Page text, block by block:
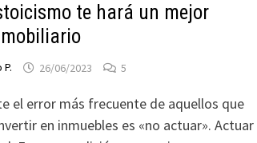
te hará un mejor
26/06/2023 5
el error más frecuente de aquellos que
en inmuebles es «no actuar». Actuar